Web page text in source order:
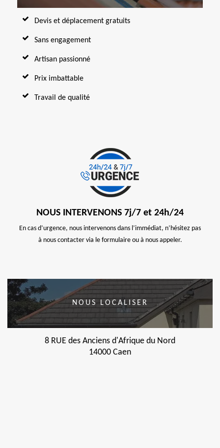
Devis et déplacement gratuits
Sans engagement
Artisan passionné
Prix imbattable
Travail de qualité
NOUS INTERVENONS 7j/7 et 24h/24
En cas d’urgence, nous intervenons dans l’immédiat, n’hésitez pas
à nous contacter via le formulaire ou à nous appeler.
NOUS LOCALISER
8 RUE des Anciens d'Afrique du Nord
14000 Caen